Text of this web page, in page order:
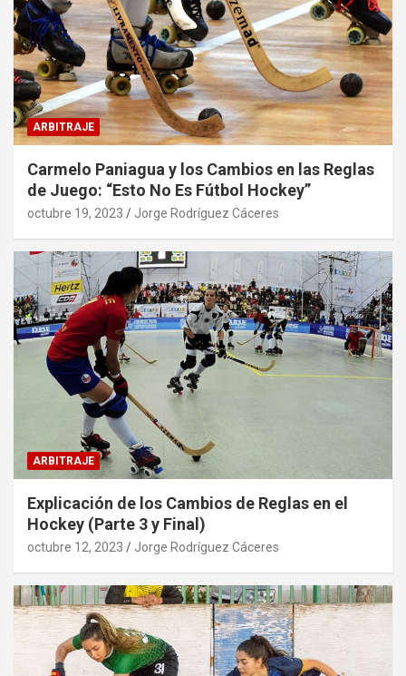
ARBITRAJE
Carmelo Paniagua y los Cambios en las Reglas
de Juego: “Esto No Es Fútbol Hockey”
octubre 19, 2023 Jorge Rodríguez Cáceres
ARBITRAJE
Explicación de los Cambios de Reglas en el
Hockey (Parte 3 y Final)
octubre 12, 2023 Jorge Rodríguez Cáceres